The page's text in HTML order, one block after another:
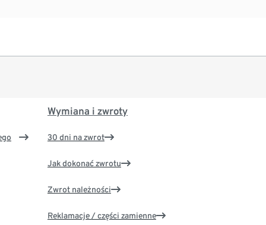
Wymiana i zwroty
30 dni na zwrot
Jak dokonać zwrotu
Zwrot należności
Reklamacje / części zamienne